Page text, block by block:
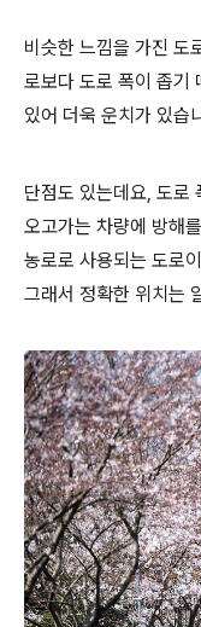
비슷한 느낌을 가진 도
로보다 도로 폭이 좁기
있어 더욱 운치가 있습
단점도 있는데요, 도로
오고가는 차량에 방해
농로로 사용되는 도로
그래서 정확한 위치는